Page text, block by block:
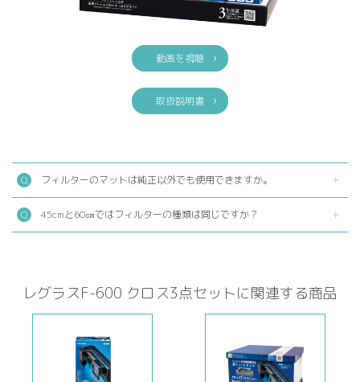
動画を視聴
取扱説明書
フィルターのマットは純正以外でも使用できますか。
45cmと60㎝ではフィルターの種類は同じですか？
レグラスF-600 クロス3点セットに関連する商品